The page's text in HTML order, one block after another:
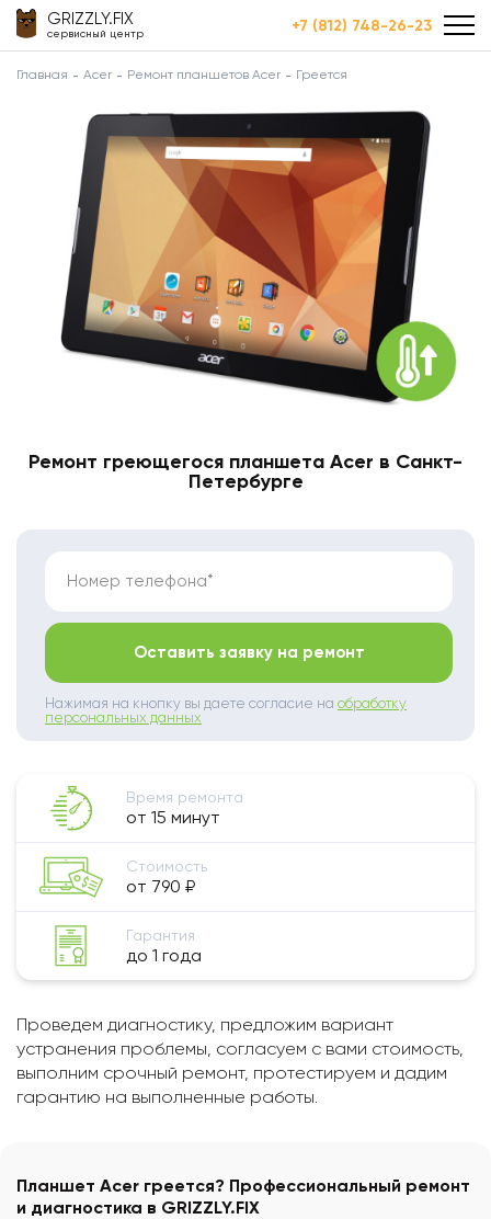
GRIZZLY.FIX
сервисный центр +7 (812) 748-26-23
Главная Acer Ремонт планшетов Acer Греется
Ремонт греющегося планшета Acer в Санкт-
Петербурге
Номер телефона*
Оставить заявку на ремонт
Нажимая на кнопку вы даете согласие на обработку
персональных данных
Время ремонта
от 15 минут
Стоимость
от 790 ₽
Гарантия
до 1 года
Проведем диагностику, предложим вариант
устранения проблемы, согласуем с вами стоимость,
выполним срочный ремонт, протестируем и дадим
гарантию на выполненные работы.
Планшет Acer греется? Профессиональный ремонт
и диагностика в GRIZZLY.FIX